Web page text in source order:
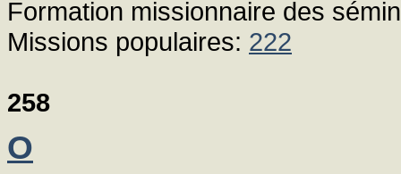
Formation missionnaire des
Missions populaires: 222
258
O